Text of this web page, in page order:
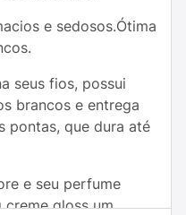
e sedosos.Ótima
seus fios, possui
brancos e entrega
pontas, que dura até
e seu perfume
gloss um